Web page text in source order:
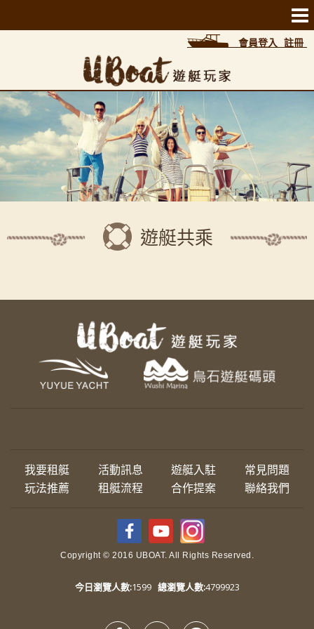
會員登入 註冊
遊艇共乘
我要租艇
玩法推薦
活動訊息
租艇流程
遊艇入駐
合作提案
常見問題
聯絡我們
Copyright © 2016 UBOAT. All Rights Reserved.
今日瀏覽人數:1599 總瀏覽人數:4799923